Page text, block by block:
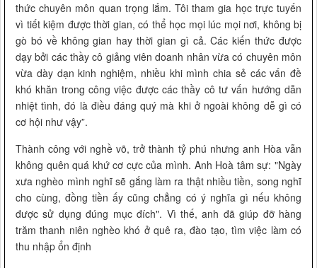
thức chuyên môn quan trọng lắm. Tôi tham gia học trực tuyến
vì tiết kiệm được thời gian, có thể học mọi lúc mọi nơi, không bị
gò bó về không gian hay thời gian gì cả. Các kiến thức được
dạy bởi các thầy cô giảng viên doanh nhân vừa có chuyên môn
vừa dày dạn kinh nghiệm, nhiều khi mình chia sẻ các vấn đề
khó khăn trong công việc được các thầy cô tư vấn hướng dẫn
nhiệt tình, đó là điều đáng quý mà khi ở ngoài không dễ gì có
cơ hội như vậy”.
Thành công với nghề võ, trở thành tỷ phú nhưng anh Hòa vẫn
không quên quá khứ cơ cực của mình. Anh Hoà tâm sự: "Ngày
xưa nghèo mình nghĩ sẽ gắng làm ra thật nhiều tiền, song nghĩ
cho cùng, đồng tiền ấy cũng chẳng có ý nghĩa gì nếu không
được sử dụng đúng mục đích". Vì thế, anh đã giúp đỡ hàng
trăm thanh niên nghèo khó ở quê ra, đào tạo, tìm việc làm có
thu nhập ổn định